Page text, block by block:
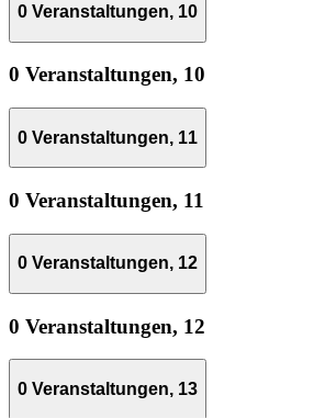
0 Veranstaltungen, 10
0 Veranstaltungen, 10
0 Veranstaltungen, 11
0 Veranstaltungen, 11
0 Veranstaltungen, 12
0 Veranstaltungen, 12
0 Veranstaltungen, 13